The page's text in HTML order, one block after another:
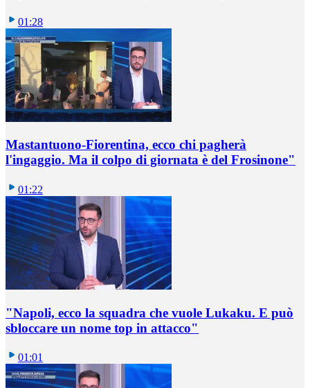
01:28
Mastantuono-Fiorentina, ecco chi pagherà
l'ingaggio. Ma il colpo di giornata è del Frosinone"
01:22
"Napoli, ecco la squadra che vuole Lukaku. E può
sbloccare un nome top in attacco"
01:01